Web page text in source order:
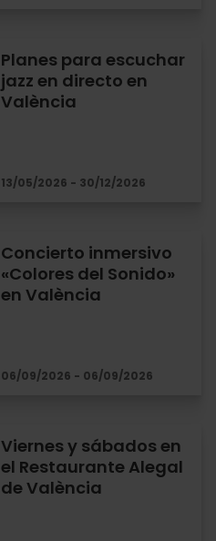
Planes para escuchar
jazz en directo en
València
13/05/2026 - 30/12/2026
Concierto inmersivo
«Colores del Sonido»
en València
06/09/2026 - 06/09/2026
Viernes y sábados en
el Restaurante Alegal
de València